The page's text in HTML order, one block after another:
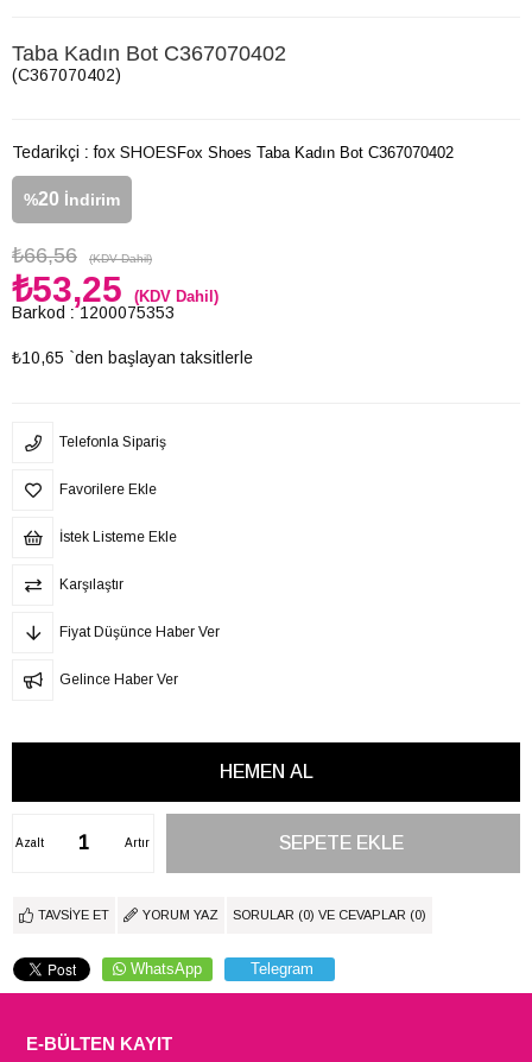
Taba Kadın Bot C367070402
(C367070402)
Tedarikçi : fox SHOES
%20 İndirim
₺66,56 (KDV Dahil)
₺53,25 (KDV Dahil)
Barkod : 1200075353
₺10,65 `den başlayan taksitlerle
Fox Shoes Taba Kadın Bot C367070402
Telefonla Sipariş
Favorilere Ekle
İstek Listeme Ekle
Karşılaştır
Fiyat Düşünce Haber Ver
Gelince Haber Ver
Artır
Azalt
TAVSIYE ET YORUM YAZ SORULAR (0) VE CEVAPLAR (0)
WhatsApp Telegram
E-BÜLTEN KAYIT